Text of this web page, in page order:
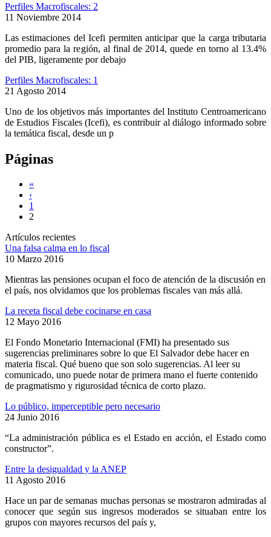
Perfiles Macrofiscales: 2
11 Noviembre 2014
Las estimaciones del Icefi permiten anticipar que la carga tributaria
promedio para la región, al final de 2014, quede en torno al 13.4%
del PIB, ligeramente por debajo
Perfiles Macrofiscales: 1
21 Agosto 2014
Uno de los objetivos más importantes del Instituto Centroamericano
de Estudios Fiscales (Icefi), es contribuir al diálogo informado sobre
la temática fiscal, desde un p
Páginas
«
‹
1
2
Artículos recientes
Una falsa calma en lo fiscal
10 Marzo 2016
Mientras las pensiones ocupan el foco de atención de la discusión en
el país, nos olvidamos que los problemas fiscales van más allá.
La receta fiscal debe cocinarse en casa
12 Mayo 2016
El Fondo Monetario Internacional (FMI) ha presentado sus
sugerencias preliminares sobre lo que El Salvador debe hacer en
materia fiscal. Qué bueno que son solo sugerencias. Al leer su
comunicado, uno puede notar de primera mano el fuerte contenido
de pragmatismo y rigurosidad técnica de corto plazo.
Lo público, imperceptible pero necesario
24 Junio 2016
“La administración pública es el Estado en acción, el Estado como
constructor”.
Entre la desigualdad y la ANEP
11 Agosto 2016
Hace un par de semanas muchas personas se mostraron admiradas al
conocer que según sus ingresos moderados se situaban entre los
grupos con mayores recursos del país y,